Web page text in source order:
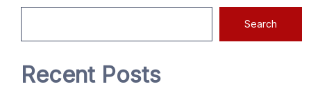
Search
Recent Posts